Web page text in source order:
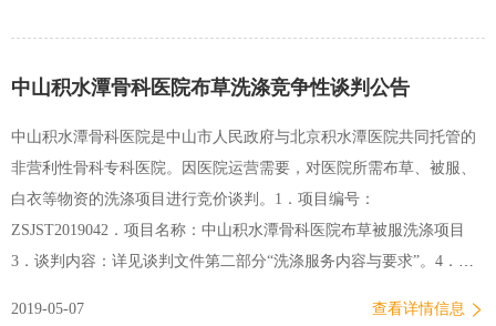
的规章，具有良好的商业信誉和健全的财务会计制度；4.2.3 具有履行
资金的良好记录；4.2.5 参加政府采购活动前三年内，在经营活动中没
有重大违法记录；4.2.6 法律、行政法规规定的其他条件。4.3近三年
内（2016年5月起至投标截止之日）在经营活动中没有重大违法记录。
被“信用中国”网站、“中国政府采购网”网站列入失信被执行人、重大
税收违法案件当事人名单、政府采购严重违法失信行为记录名单的，
不得参加投标。4.4具备国家消防主管部门颁发的…
中山积水潭骨科医院布草洗涤竞争性谈判公告
中山积水潭骨科医院是中山市人民政府与北京积水潭医院共同托管的
非营利性骨科专科医院。因医院运营需要，对医院所需布草、被服、
白衣等物资的洗涤项目进行竞价谈判。1．项目编号：
ZSJST2019042．项目名称：中山积水潭骨科医院布草被服洗涤项目
3．谈判内容：详见谈判文件第二部分“洗涤服务内容与要求”。4．服
2019-05-07 查看详情信息